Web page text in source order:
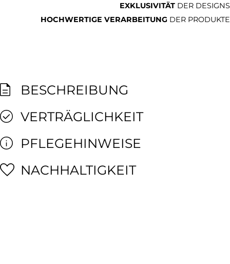
EXKLUSIVITÄT DER DESIGNS
HOCHWERTIGE VERARBEITUNG DER PRODUKTE
BESCHREIBUNG
VERTRÄGLICHKEIT
PFLEGEHINWEISE
NACHHALTIGKEIT